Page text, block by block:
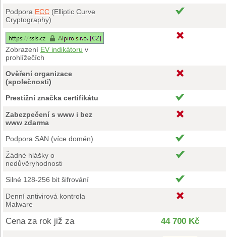
Podpora ECC (Elliptic Curve
Cryptography)
Zobrazení EV indikátoru v
prohlížečích
Ověření organizace
(společnosti)
Prestižní značka certifikátu
Zabezpečení s www i bez
www zdarma
Podpora SAN (více domén)
Žádné hlášky o
nedůvěryhodnosti
Silné 128-256 bit šifrování
Denní antivirová kontrola
Malware
Cena za rok již za 44 700 Kč